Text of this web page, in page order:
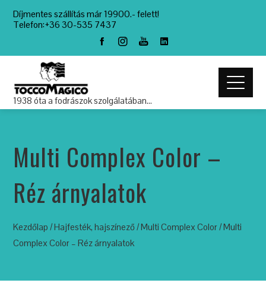
Díjmentes szállítás már 19900.- felett!
Telefon:+36 30-535 7437
1938 óta a fodrászok szolgálatában…
Multi Complex Color –
Réz árnyalatok
Kezdőlap /Hajfesték, hajszínező/Multi Complex Color/ Multi
Complex Color – Réz árnyalatok